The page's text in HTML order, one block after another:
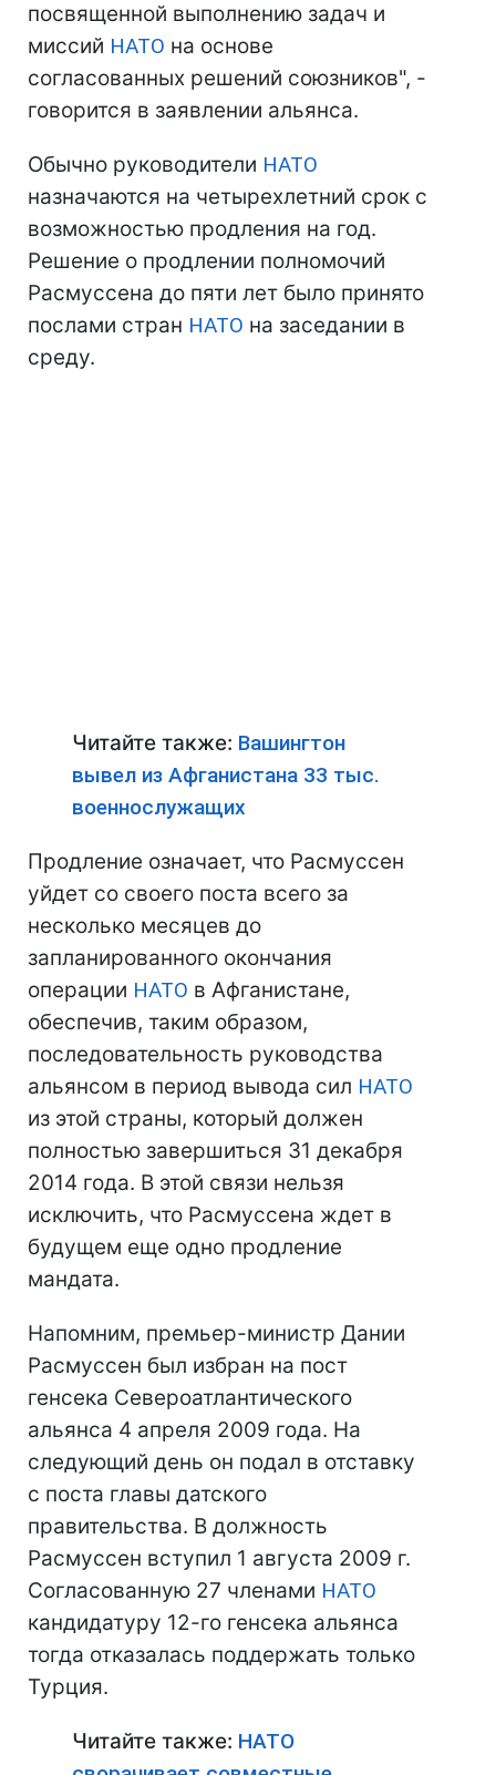
посвященной выполнению задач и
миссий НАТО на основе
согласованных решений союзников", -
говорится в заявлении альянса.
Обычно руководители НАТО
назначаются на четырехлетний срок с
возможностью продления на год.
Решение о продлении полномочий
Расмуссена до пяти лет было принято
послами стран НАТО на заседании в
среду.
Читайте также: Вашингтон
вывел из Афганистана 33 тыс.
военнослужащих
Продление означает, что Расмуссен
уйдет со своего поста всего за
несколько месяцев до
запланированного окончания
операции НАТО в Афганистане,
обеспечив, таким образом,
последовательность руководства
альянсом в период вывода сил НАТО
из этой страны, который должен
полностью завершиться 31 декабря
2014 года. В этой связи нельзя
исключить, что Расмуссена ждет в
будущем еще одно продление
мандата.
Напомним, премьер-министр Дании
Расмуссен был избран на пост
генсека Североатлантического
альянса 4 апреля 2009 года. На
следующий день он подал в отставку
с поста главы датского
правительства. В должность
Расмуссен вступил 1 августа 2009 г.
Согласованную 27 членами НАТО
кандидатуру 12-го генсека альянса
тогда отказалась поддержать только
Турция.
Читайте также: НАТО